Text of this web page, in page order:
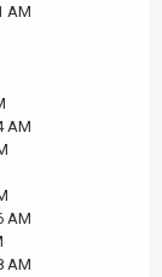
AM
AM
AM
AM